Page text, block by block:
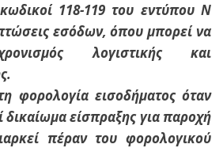
118-119 του εντύπου Ν
εσόδων, όπου μπορεί να
λογιστικής και
φορολογία εισοδήματος όταν
δικαίωμα είσπραξης για παροχή
πέραν του φορολογικού